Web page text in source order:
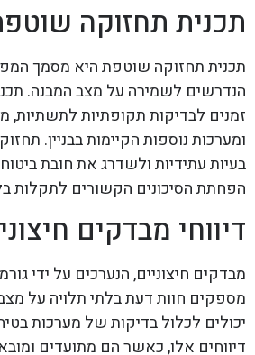
תכנית תחזוקה
תכנית תחזוקה שוטפת היא מסמך
הנדרשים לשמירה על מצב המבנה.
זמנים לבדיקות תקופתיות לתשתיות,
ומערכות נוספות הקיימות בבניין.
בעיות עתידיות ולשדרג את חובת
הפחתת הסיכונים הקשורים לתקלות
דיווחי מבדקים
מבדקים חיצוניים, הנערכים על ידי
מספקים חוות דעת בלתי תלויה על
יכולים לכלול בדיקות של מערכות
דיווחים אלו, כאשר הם מתועדים